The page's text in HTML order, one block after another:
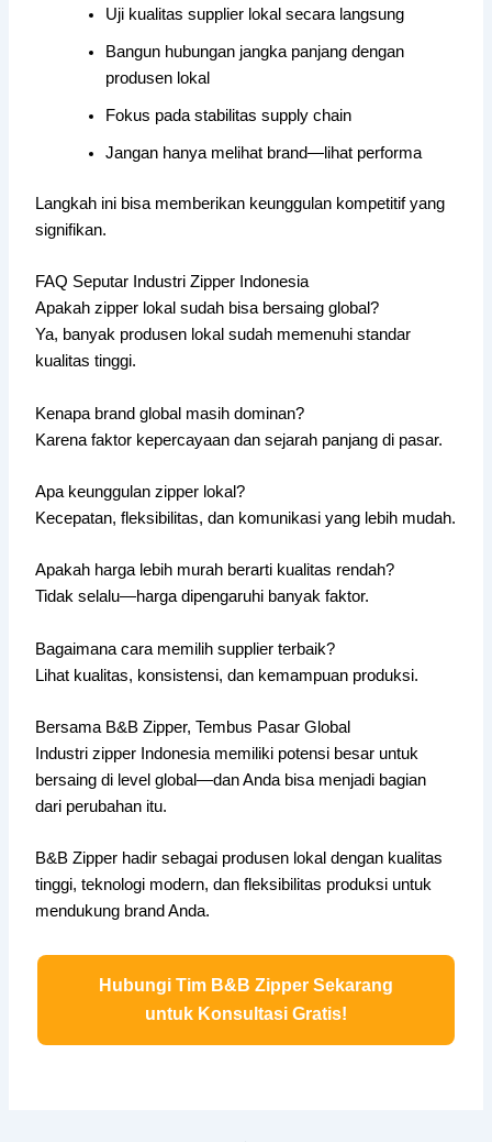
Uji kualitas supplier lokal secara langsung
Bangun hubungan jangka panjang dengan
produsen lokal
Fokus pada stabilitas supply chain
Jangan hanya melihat brand—lihat performa
Langkah ini bisa memberikan keunggulan kompetitif yang
signifikan.
FAQ Seputar Industri Zipper Indonesia
Apakah zipper lokal sudah bisa bersaing global?
Ya, banyak produsen lokal sudah memenuhi standar
kualitas tinggi.
Kenapa brand global masih dominan?
Karena faktor kepercayaan dan sejarah panjang di pasar.
Apa keunggulan zipper lokal?
Kecepatan, fleksibilitas, dan komunikasi yang lebih mudah.
Apakah harga lebih murah berarti kualitas rendah?
Tidak selalu—harga dipengaruhi banyak faktor.
Bagaimana cara memilih supplier terbaik?
Lihat kualitas, konsistensi, dan kemampuan produksi.
Bersama B&B Zipper, Tembus Pasar Global
Industri zipper Indonesia memiliki potensi besar untuk
bersaing di level global—dan Anda bisa menjadi bagian
dari perubahan itu.
B&B Zipper hadir sebagai produsen lokal dengan kualitas
tinggi, teknologi modern, dan fleksibilitas produksi untuk
mendukung brand Anda.
Hubungi Tim B&B Zipper Sekarang
untuk Konsultasi Gratis!